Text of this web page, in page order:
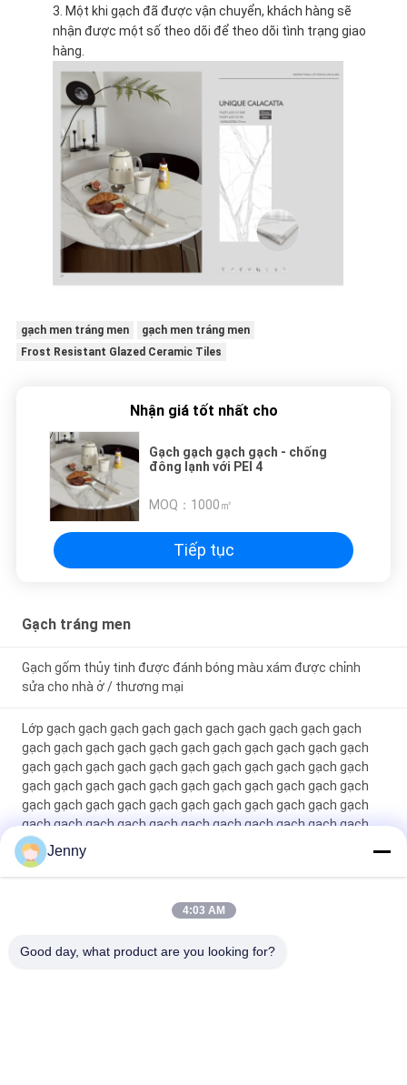
Một khi gạch đã được vận chuyển, khách hàng sẽ
nhận được một số theo dõi để theo dõi tình trạng giao
hàng.
gạch men tráng men
gạch men tráng men
Frost Resistant Glazed Ceramic Tiles
Nhận giá tốt nhất cho
Gạch gạch gạch gạch - chống
đông lạnh với PEI 4
MOQ： 1000㎡
Tiếp tục
Gạch tráng men
Gạch gốm thủy tinh được đánh bóng màu xám được chỉnh
sửa cho nhà ở / thương mại
Lớp gạch gạch gạch gạch gạch gạch gạch gạch gạch gạch
gạch gạch gạch gạch gạch gạch gạch gạch gạch gạch gạch
gạch gạch gạch gạch gạch gạch gạch gạch gạch gạch gạch
gạch gạch gạch gạch gạch gạch gạch gạch gạch gạch gạch
gạch gạch gạch gạch gạch gạch gạch gạch gạch gạch gạch
gạch gạch gạch gạch gạch gạch gạch gạch gạch gạch gạch
gạch gạch gạch gạch gạch gạch gạch gạch gạch gạch gạch
gạch gạch gạch gạch gạch gạch gạch gạch gạch gạch gạch
gạch gạch gạch gạch gạch gạch gạch gạch gạch gạch gạch
Finish With 0.05% Water Absorption
Jenny
4:03 AM
Good day, what product are you looking for?